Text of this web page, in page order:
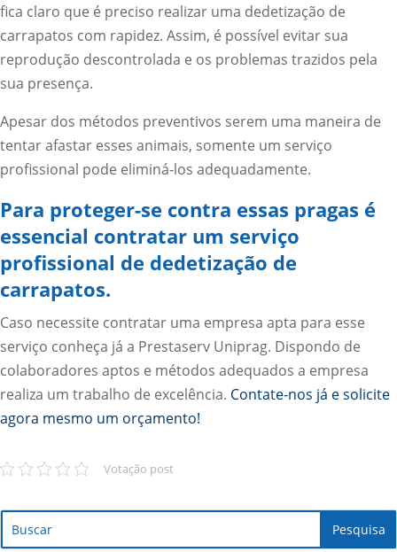
fica claro que é preciso realizar uma dedetização de
carrapatos com rapidez. Assim, é possível evitar sua
reprodução descontrolada e os problemas trazidos pela
sua presença.
Apesar dos métodos preventivos serem uma maneira de
tentar afastar esses animais, somente um serviço
profissional pode eliminá-los adequadamente.
Para proteger-se contra essas pragas é
essencial contratar um serviço
profissional de dedetização de
carrapatos.
Caso necessite contratar uma empresa apta para esse
serviço conheça já a Prestaserv Uniprag. Dispondo de
colaboradores aptos e métodos adequados a empresa
realiza um trabalho de excelência. Contate-nos já e solicite
agora mesmo um orçamento!
Votação post